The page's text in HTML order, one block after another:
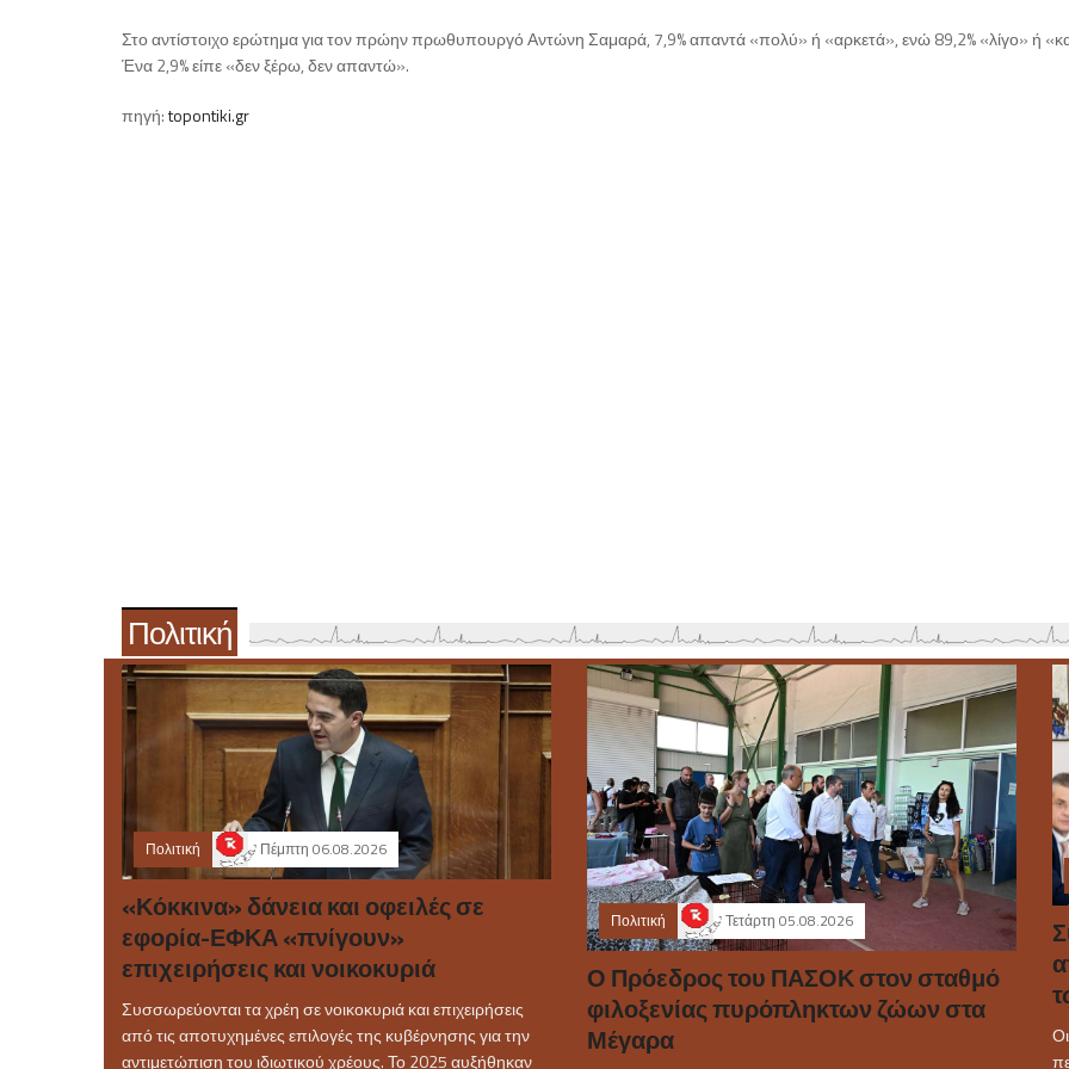
Στο αντίστοιχο ερώτημα για τον πρώην πρωθυπουργό Αντώνη Σαμαρά, 7,9% απαντά «πολύ» ή «αρκετά», ενώ 89,2% «λίγο» ή
Ένα 2,9% είπε «δεν ξέρω, δεν απαντώ».
πηγή:topontiki.gr
Πολιτική
Πολιτική Πέμπτη 06.08.2026
«Κόκκινα» δάνεια και οφειλές σε
εφορία-ΕΦΚΑ «πνίγουν»
επιχειρήσεις και νοικοκυριά
Συσσωρεύονται τα χρέη σε νοικοκυριά και επιχειρήσεις
από τις αποτυχημένες επιλογές της κυβέρνησης για την
αντιμετώπιση του ιδιωτικού χρέους. Το 2025 αυξήθηκαν
Πολιτική Τετάρτη 05.08.2026
Ο Πρόεδρος του ΠΑΣΟΚ στον σταθμό
φιλοξενίας πυρόπληκτων ζώων στα
Μέγαρα